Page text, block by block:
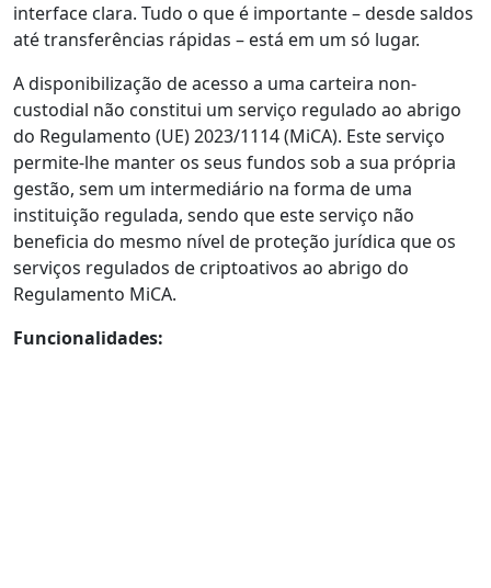
interface clara. Tudo o que é importante – desde saldos
até transferências rápidas – está em um só lugar.
A disponibilização de acesso a uma carteira non-
custodial não constitui um serviço regulado ao abrigo
do Regulamento (UE) 2023/1114 (MiCA). Este serviço
permite-lhe manter os seus fundos sob a sua própria
gestão, sem um intermediário na forma de uma
instituição regulada, sendo que este serviço não
beneficia do mesmo nível de proteção jurídica que os
serviços regulados de criptoativos ao abrigo do
Regulamento MiCA.
Funcionalidades: